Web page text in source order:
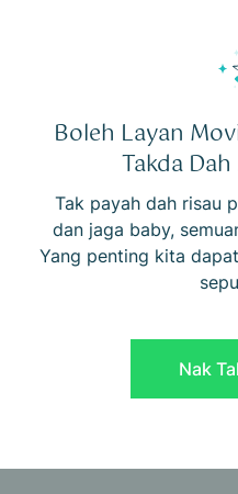
Boleh Layan
Takda
Tak payah dah risau
dan jaga baby,
Yang penting kita
Nak